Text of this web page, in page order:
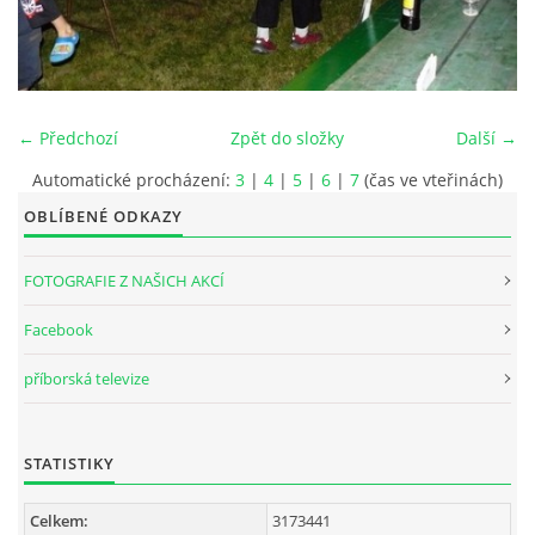
INTERNÍ SEKCE
← Předchozí Další →
Zpět do složky
Automatické procházení: 3 | 4 | 5 | 6 | 7 (čas ve vteřinách)
OBLÍBENÉ ODKAZY
FOTOGRAFIE Z NAŠICH AKCÍ
Facebook
příborská televize
STATISTIKY
Celkem: 3173441